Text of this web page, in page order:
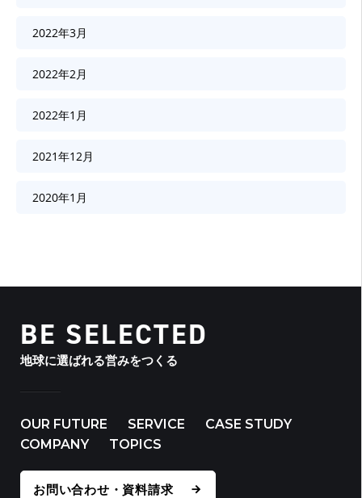
2022年3月
2022年2月
2022年1月
2021年12月
2020年1月
BE SELECTED
地球に選ばれる営みをつくる
OUR FUTURE SERVICE
CASE STUDY
COMPANY
TOPICS
お問い合わせ・資料請求